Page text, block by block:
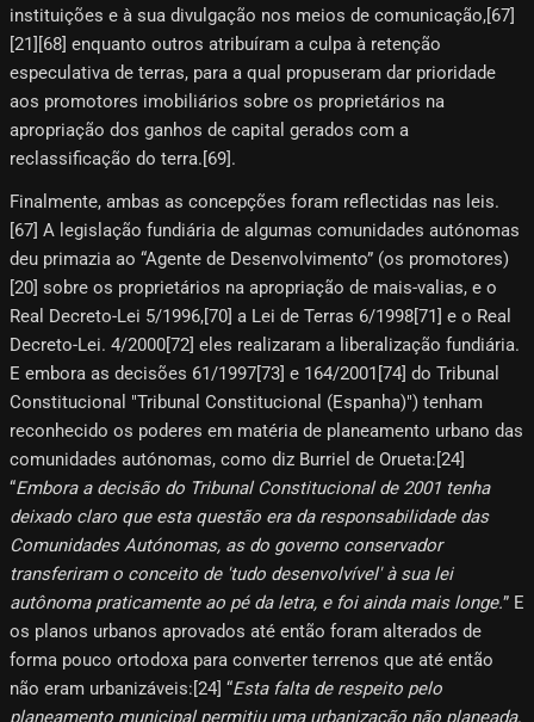
instituições e à sua divulgação nos meios de comunicação,[67]​
[21]​[68]​ enquanto outros atribuíram a culpa à retenção
especulativa de terras, para a qual propuseram dar prioridade
aos promotores imobiliários sobre os proprietários na
apropriação dos ganhos de capital gerados com a
reclassificação do terra.[69]​.
Finalmente, ambas as concepções foram reflectidas nas leis.
[67]​ A legislação fundiária de algumas comunidades autónomas
deu primazia ao “Agente de Desenvolvimento” (os promotores)
[20]​ sobre os proprietários na apropriação de mais-valias, e o
Real Decreto-Lei 5/1996,[70]​ a Lei de Terras 6/1998[71]​ e o Real
Decreto-Lei. 4/2000[72]​ eles realizaram a liberalização fundiária.
E embora as decisões 61/1997[73]​ e 164/2001[74]​ do Tribunal
Constitucional "Tribunal Constitucional (Espanha)") tenham
reconhecido os poderes em matéria de planeamento urbano das
comunidades autónomas, como diz Burriel de Orueta:[24]​
“Embora a decisão do Tribunal Constitucional de 2001 tenha
deixado claro que esta questão era da responsabilidade das
Comunidades Autónomas, as do governo conservador
transferiram o conceito de 'tudo desenvolvível' à sua lei
autônoma praticamente ao pé da letra, e foi ainda mais longe.” E
os planos urbanos aprovados até então foram alterados de
forma pouco ortodoxa para converter terrenos que até então
não eram urbanizáveis:[24]​ “Esta falta de respeito pelo
planeamento municipal permitiu uma urbanização não planeada,